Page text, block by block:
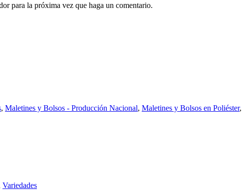
para la próxima vez que haga un comentario.
, Maletines y Bolsos - Producción Nacional, Maletines y Bolsos en Poliéster,
Variedades